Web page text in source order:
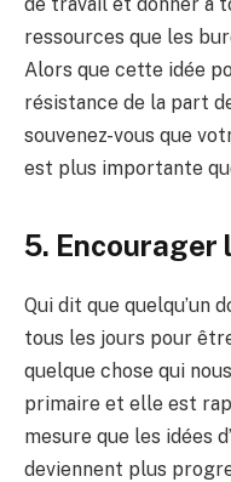
de travail et donner à
ressources que les
Alors que cette idée
résistance de la part
souvenez-vous que
est plus importante
5. Encourager
Qui dit que quelqu’un
tous les jours pour
quelque chose qui
primaire et elle est
mesure que les idées
deviennent plus